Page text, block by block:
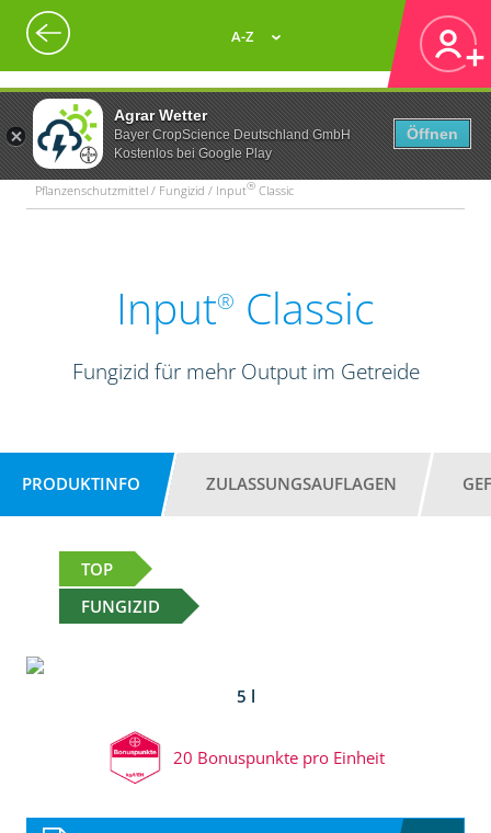
Agrar Wetter
Bayer CropScience Deutschland GmbH
Kostenlos bei Google Play
Öffnen
A-Z
Pflanzenschutzmittel / Fungizid / Input® Classic
Input® Classic
Fungizid für mehr Output im Getreide
PRODUKTINFO ZULASSUNGSAUFLAGEN
TOP
FUNGIZID
5 l
20 Bonuspunkte pro Einheit